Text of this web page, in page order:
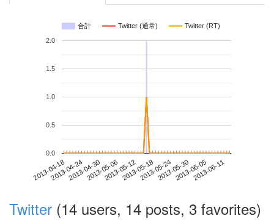
合計 Twitter (通常) Twitter (RT)
2013-04-182013-04-242013-04-302013-05-062013-05-122013-05-182013-05-242013-05-302013-06-052013-06-11
0.0
0.5
1.0
1.5
2.0
Twitter (14 users, 14 posts, 3 favorites)